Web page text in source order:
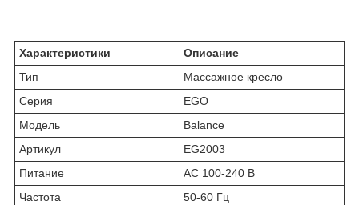
Характеристики
Описание
Тип
Массажное кресло
Серия
EGO
Модель
Balance
Артикул
EG2003
Питание
АС 100-240 В
Частота
50-60 Гц